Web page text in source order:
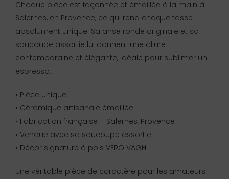
Chaque pièce est façonnée et émaillée à la main à
Salernes, en Provence, ce qui rend chaque tasse
absolument unique. Sa anse ronde originale et sa
soucoupe assortie lui donnent une allure
contemporaine et élégante, idéale pour sublimer un
espresso.
• Pièce unique
• Céramique artisanale émaillée
• Fabrication française – Salernes, Provence
• Vendue avec sa soucoupe assortie
• Décor signature à pois VERO VAGH
Une véritable pièce de caractère pour les amateurs